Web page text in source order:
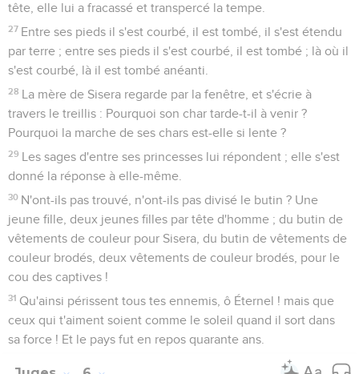
tête, elle lui a fracassé et transpercé la tempe.
27 Entre ses pieds il s'est courbé, il est tombé, il s'est étendu
par terre ; entre ses pieds il s'est courbé, il est tombé ; là où il
s'est courbé, là il est tombé anéanti.
28 La mère de Sisera regarde par la fenêtre, et s'écrie à
travers le treillis : Pourquoi son char tarde-t-il à venir ?
Pourquoi la marche de ses chars est-elle si lente ?
29 Les sages d'entre ses princesses lui répondent ; elle s'est
donné la réponse à elle-même.
30 N'ont-ils pas trouvé, n'ont-ils pas divisé le butin ? Une
jeune fille, deux jeunes filles par tête d'homme ; du butin de
vêtements de couleur pour Sisera, du butin de vêtements de
couleur brodés, deux vêtements de couleur brodés, pour le
cou des captives !
31 Qu'ainsi périssent tous tes ennemis, ô Éternel ! mais que
ceux qui t'aiment soient comme le soleil quand il sort dans
sa force ! Et le pays fut en repos quarante ans.